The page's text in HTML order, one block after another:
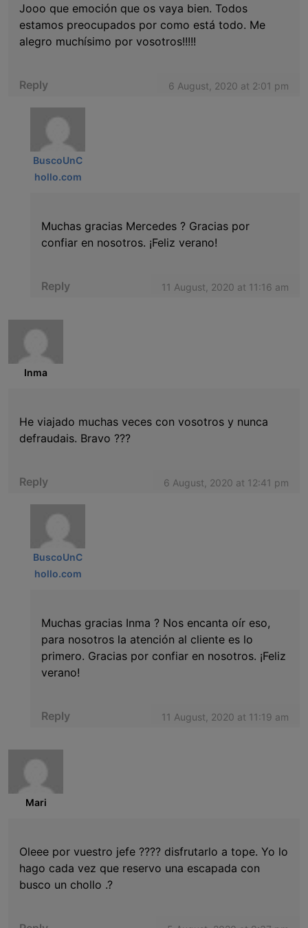
6 August, 2020 at 2:01 pm
Jooo que emoción que os vaya bien. Todos
estamos preocupados por como está todo. Me
alegro muchísimo por vosotros!!!!!
Reply
BuscoUnC
hollo.com
11 August, 2020 at 11:16 am
Muchas gracias Mercedes ? Gracias por
confiar en nosotros. ¡Feliz verano!
Reply
Inma
6 August, 2020 at 12:41 pm
He viajado muchas veces con vosotros y nunca
defraudais. Bravo ???
Reply
BuscoUnC
hollo.com
11 August, 2020 at 11:19 am
Muchas gracias Inma ? Nos encanta oír eso,
para nosotros la atención al cliente es lo
primero. Gracias por confiar en nosotros. ¡Feliz
verano!
Reply
Mari
Oleee por vuestro jefe ???? disfrutarlo a tope. Yo lo
hago cada vez que reservo una escapada con
busco un chollo .?